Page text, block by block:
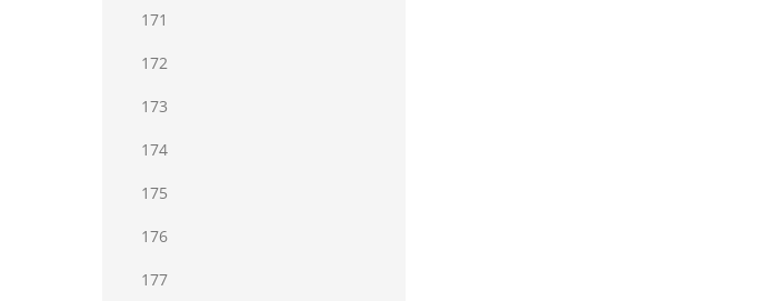
171
172
173
174
175
176
177